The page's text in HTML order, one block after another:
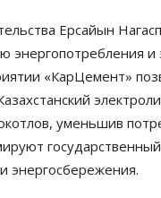
Ерсайын
энергопотребления
«КарЦемент»
уменьшив
энергосбережения.